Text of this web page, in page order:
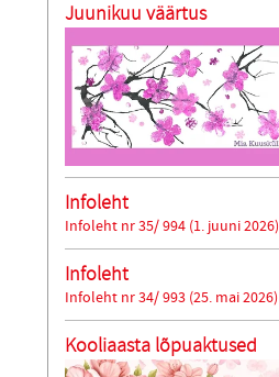
Juunikuu väärtus
Infoleht
Infoleht nr 35/ 994 (1. juuni 2026)
Infoleht
Infoleht nr 34/ 993 (25. mai 2026)
Kooliaasta lõpuaktused